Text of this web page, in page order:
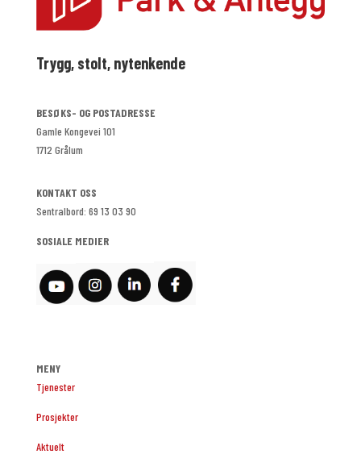
Trygg, stolt, nytenkende
BESØKS- OG POSTADRESSE
Gamle Kongevei 101
1712 Grålum
KONTAKT OSS
Sentralbord: 69 13 03 90
SOSIALE MEDIER
MENY
Tjenester
Prosjekter
Aktuelt